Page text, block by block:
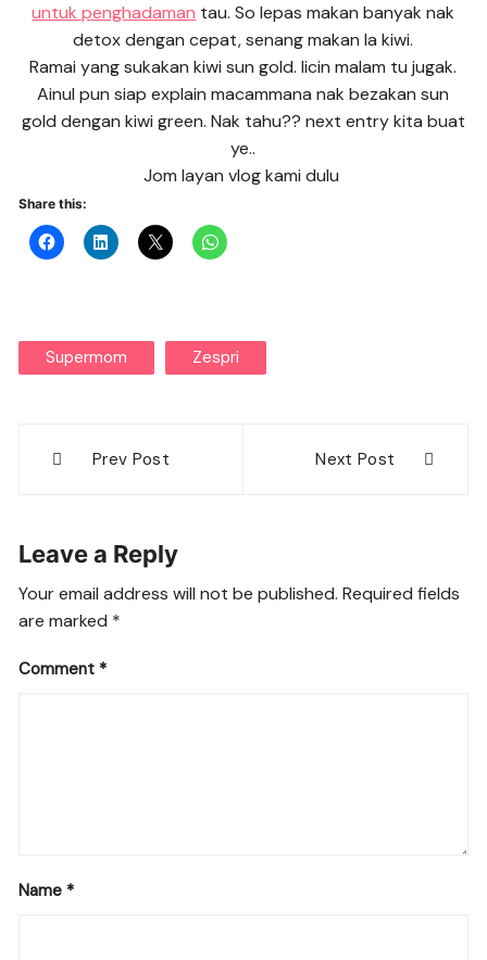
untuk penghadaman tau. So lepas makan banyak nak
detox dengan cepat, senang makan la kiwi.
Ramai yang sukakan kiwi sun gold. licin malam tu jugak.
Ainul pun siap explain macammana nak bezakan sun
gold dengan kiwi green. Nak tahu?? next entry kita buat
ye..
Jom layan vlog kami dulu
Share this:
Supermom Zespri
navigation
Prev Post Next Post
Leave a Reply
Your email address will not be published. Required fields
are marked *
Comment *
Name *